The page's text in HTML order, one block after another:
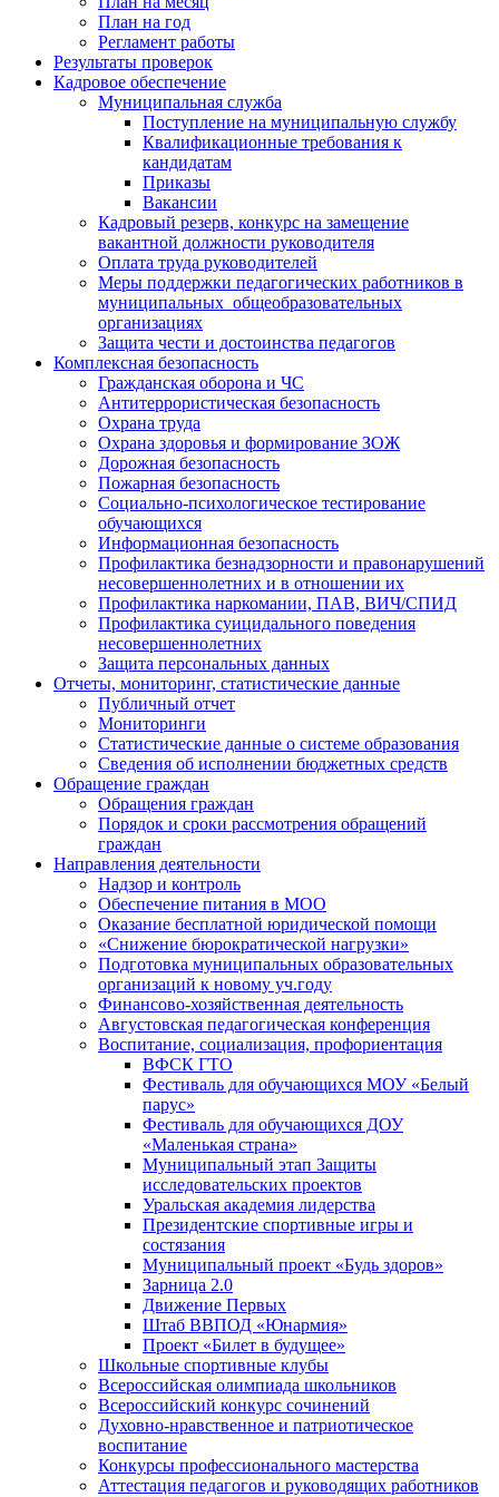
План на год
Регламент работы
Результаты проверок
Кадровое обеспечение
Муниципальная служба
Поступление на муниципальную службу
Квалификационные требования к
кандидатам
Приказы
Вакансии
Кадровый резерв, конкурс на замещение
вакантной должности руководителя
Оплата труда руководителей
Меры поддержки педагогических работников в
муниципальных общеобразовательных
организациях
Защита чести и достоинства педагогов
Комплексная безопасность
Гражданская оборона и ЧС
Антитеррористическая безопасность
Охрана труда
Охрана здоровья и формирование ЗОЖ
Дорожная безопасность
Пожарная безопасность
Социально-психологическое тестирование
обучающихся
Информационная безопасность
Профилактика безнадзорности и правонарушений
несовершеннолетних и в отношении их
Профилактика наркомании, ПАВ, ВИЧ/СПИД
Профилактика суицидального поведения
несовершеннолетних
Защита персональных данных
Отчеты, мониторинг, статистические данные
Публичный отчет
Мониторинги
Статистические данные о системе образования
Сведения об исполнении бюджетных средств
Обращение граждан
Обращения граждан
Порядок и сроки рассмотрения обращений
граждан
Направления деятельности
Надзор и контроль
Обеспечение питания в МОО
Оказание бесплатной юридической помощи
«Снижение бюрократической нагрузки»
Подготовка муниципальных образовательных
организаций к новому уч.году
Финансово-хозяйственная деятельность
Августовская педагогическая конференция
Воспитание, социализация, профориентация
ВФСК ГТО
Фестиваль для обучающихся МОУ «Белый
парус»
Фестиваль для обучающихся ДОУ
«Маленькая страна»
Муниципальный этап Защиты
исследовательских проектов
Уральская академия лидерства
Президентские спортивные игры и
состязания
Муниципальный проект «Будь здоров»
Зарница 2.0
Движение Первых
Штаб ВВПОД «Юнармия»
Проект «Билет в будущее»
Школьные спортивные клубы
Всероссийская олимпиада школьников
Всероссийский конкурс сочинений
Духовно-нравственное и патриотическое
воспитание
Конкурсы профессионального мастерства
Аттестация педагогов и руководящих работников